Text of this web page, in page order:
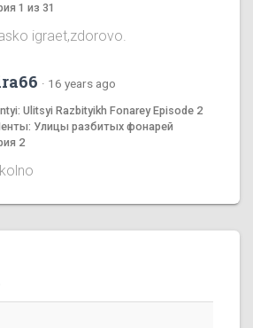
1 из 31
igraet,zdorovo.
· 16 years ago
Ulitsyi Razbityikh Fonarey Episode 2
Улицы разбитых фонарей
2